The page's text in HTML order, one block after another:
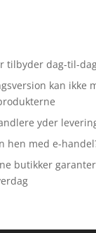
tilbyder dag-til-
kan ikke
yder
hen med e-
butikker